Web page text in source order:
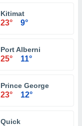
Kitimat
23° 9°
Port Alberni
25° 11°
Prince George
23° 12°
Quick